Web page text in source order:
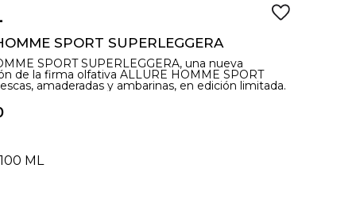
SPORT SUPERLEGGERA
SPORT SUPERLEGGERA, una nueva
de la firma olfativa ALLURE HOMME SPORT
amaderadas y ambarinas, en edición limitada.
100 ML